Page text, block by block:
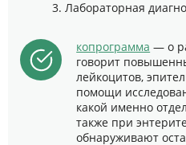
3. Лабораторная
копрограмма — о
говорит
лейкоцитов,
помощи
какой именно
также при
обнаруживают